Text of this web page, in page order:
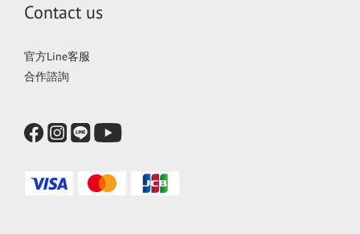
Contact us
官方Line客服
合作諮詢